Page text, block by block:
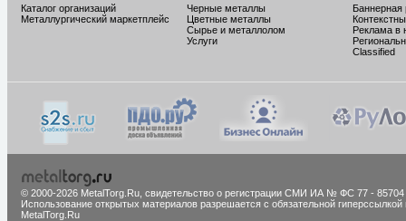
Каталог организаций
Металлургический маркетплейс
Черные металлы
Цветные металлы
Сырье и металлолом
Услуги
Баннерная
Реклама в
Classified
© 2000-2026 MetalTorg.Ru, cвидетельство о регистрации СМИ ИА № ФС 77 - 85704
Использование открытых материалов разрешается с обязательной гиперссылкой
MetalTorg.Ru